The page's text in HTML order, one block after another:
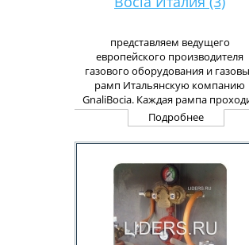
представляем ведущего
европейского производителя
газового оборудования и
рамп Итальянскую компанию
GnaliBocia. Каждая рампа
жесткий отбор и контроль на
испытания газового
еще на заводах изготовителя
Подробнее